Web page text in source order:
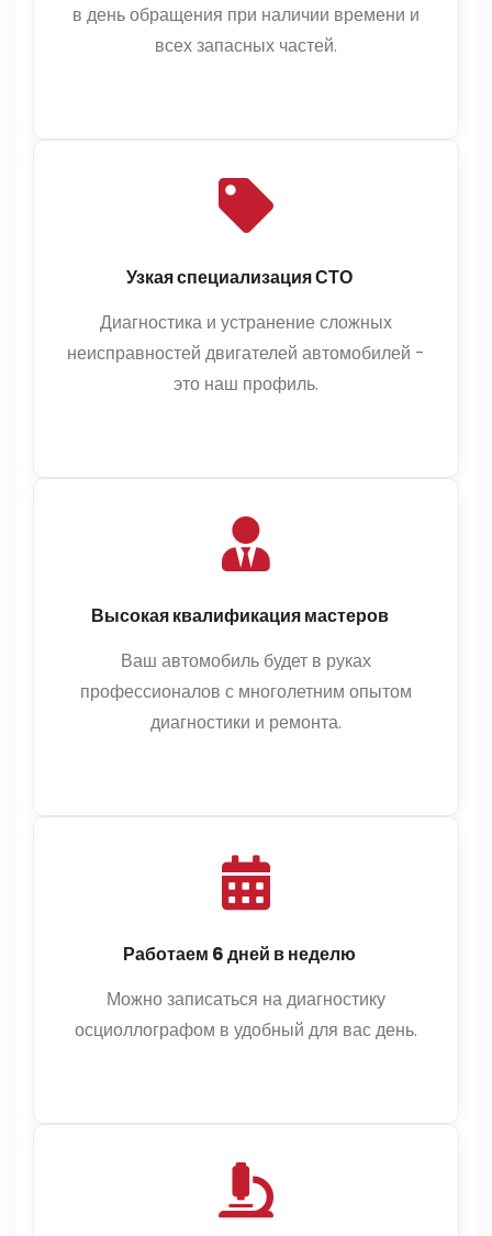
в день обращения при наличии времени и
всех запасных частей.
Узкая специализация СТО
Диагностика и устранение сложных
неисправностей двигателей автомобилей -
это наш профиль.
Высокая квалификация мастеров
Ваш автомобиль будет в руках
профессионалов с многолетним опытом
диагностики и ремонта.
Работаем 6 дней в неделю
Можно записаться на диагностику
осциоллографом в удобный для вас день.